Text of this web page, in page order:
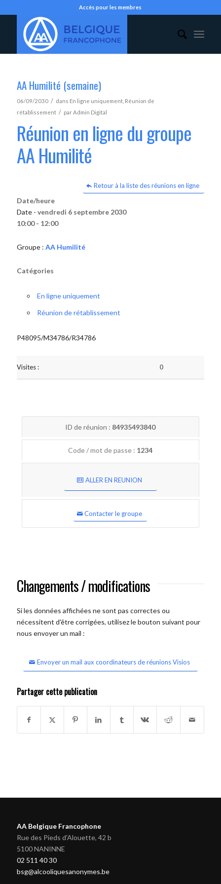
Accès pour les membres
AA Humilité (semaine)
06/09/2030 / dans En ligne uniquement, Réunion de
rétablissement / parAdmin Digital
Réunion en ligne du groupe
AA Humilité
Retour à la liste des réunions en ligne
Date/heure
Date - vendredi 6 septembre 2030
10:00 - 12:00
Groupe : AA Humilité
Catégories
En ligne uniquement
Réunion de rétablissement
P48095/M34786/R34786
Visites : 0
ID de réunion : 84935493840
Code / mot de passe : 1234
ALLER EN REUNION
Contacter le groupe
Changements / modifications
Si les données affichées ne sont pas correctes ou
nécessitent d'être corrigées, utilisez le bouton suivant pour
nous envoyer un mail :
Envoyer un mail aux coordinateurs de réunions Visios
Partager cette publication
AA Belgique Francophone
Rue des Pieds d'Alouette, 42 b
5100 NANINNE
02 511 40 30
bsg@alcooliquesanonymes.be